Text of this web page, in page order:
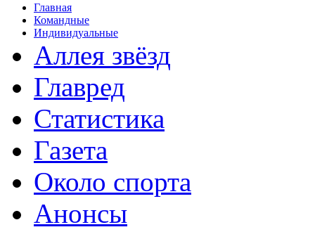
Главная
Командные
Индивидуальные
Аллея звёзд
Главред
Статистика
Газета
Около спорта
Анонсы